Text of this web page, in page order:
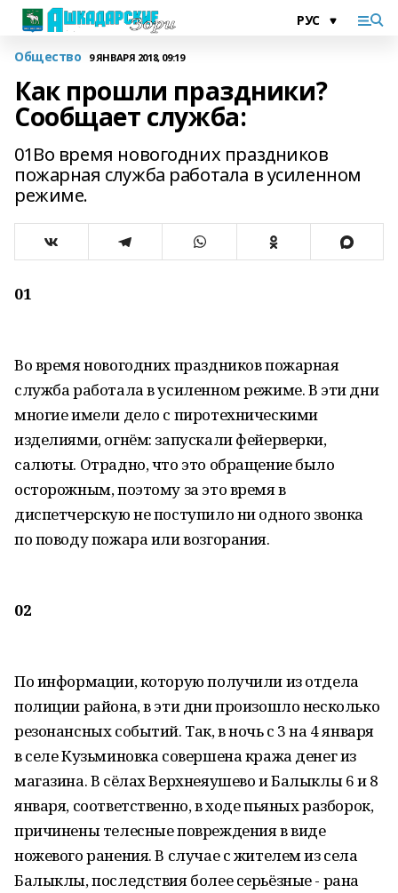
Общество 9 ЯНВАРЯ 2018, 09:19
Как прошли праздники?
Сообщает служба:
01Во время новогодних праздников
пожарная служба работала в усиленном
режиме.
01
Во время новогодних праздников пожарная
служба работала в усиленном режиме. В эти дни
многие имели дело с пиротехническими
изделиями, огнём: запускали фейерверки,
салюты. Отрадно, что это обращение было
осторожным, поэтому за это время в
диспетчерскую не поступило ни одного звонка
по поводу пожара или возгорания.
02
По информации, которую получили из отдела
полиции района, в эти дни произошло несколько
резонансных событий. Так, в ночь с 3 на 4 января
в селе Кузьминовка совершена кража денег из
магазина. В сёлах Верхнеяушево и Балыклы 6 и 8
января, соответственно, в ходе пьяных разборок,
причинены телесные повреждения в виде
ножевого ранения. В случае с жителем из села
Балыклы, последствия более серьёзные - рана